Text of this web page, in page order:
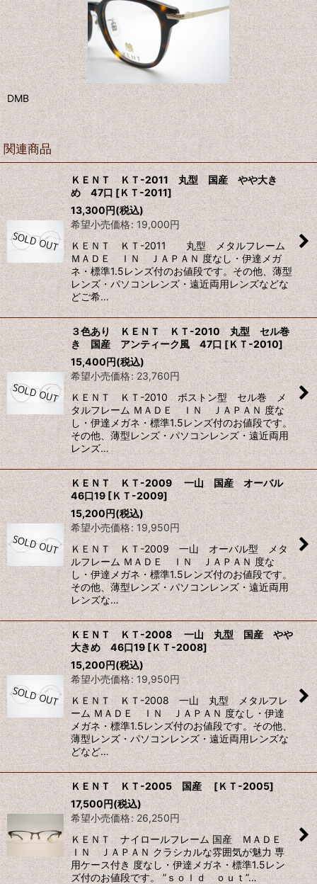
DMB
関連商品
ＫＥＮＴ ＫＴ-2011 丸型 国産 やや大き
め 47口 [ＫＴ-2011]
13,300円(税込)
希望小売価格: 19,000円
ＫＥＮＴ ＫＴ-2011 丸型 メタルフレーム
ＭＡＤＥ ＩＮ ＪＡＰＡＮ 度なし・伊達メガ
ネ・標準1.5レンズ付のお値段です。その他、薄型
レンズ・パソコンレンズ・遠近両用レンズなどな
どご希…
３色あり ＫＥＮＴ ＫＴ-2010 丸型 セル巻
き 国産 アンティーク風 47口 [ＫＴ-2010]
15,400円(税込)
希望小売価格: 23,760円
ＫＥＮＴ ＫＴ-2010 ボストン型 セル巻 メ
タルフレーム ＭＡＤＥ ＩＮ ＪＡＰＡＮ 度な
し・伊達メガネ・標準1.5レンズ付のお値段です。
その他、薄型レンズ・パソコンレンズ・遠近両用
レンズ…
ＫＥＮＴ ＫＴ-2009 一山 国産 オーバル
46口19 [ＫＴ-2009]
15,200円(税込)
希望小売価格: 19,950円
ＫＥＮＴ ＫＴ-2009 一山 オーバル型 メタ
ルフレーム ＭＡＤＥ ＩＮ ＪＡＰＡＮ 度な
し・伊達メガネ・標準1.5レンズ付のお値段です。
その他、薄型レンズ・パソコンレンズ・遠近両用
レンズな…
ＫＥＮＴ ＫＴ-2008 一山 丸型 国産 やや
大きめ 46口19 [ＫＴ-2008]
15,200円(税込)
希望小売価格: 19,950円
ＫＥＮＴ ＫＴ-2008 一山 丸型 メタルフレ
ーム ＭＡＤＥ ＩＮ ＪＡＰＡＮ 度なし・伊達
メガネ・標準1.5レンズ付のお値段です。その他、
薄型レンズ・パソコンレンズ・遠近両用レンズな
どなど…
ＫＥＮＴ ＫＴ-2005 国産 [ＫＴ-2005]
17,500円(税込)
希望小売価格: 26,250円
ＫＥＮＴ ナイロールフレーム 国産 ＭＡＤＥ
ＩＮ ＪＡＰＡＮ クラシカルな雰囲気が魅力 専
用ケース付き 度なし・伊達メガネ・標準1.5レン
ズ付のお値段です。 ”ｓｏｌｄ ｏｕｔ”…